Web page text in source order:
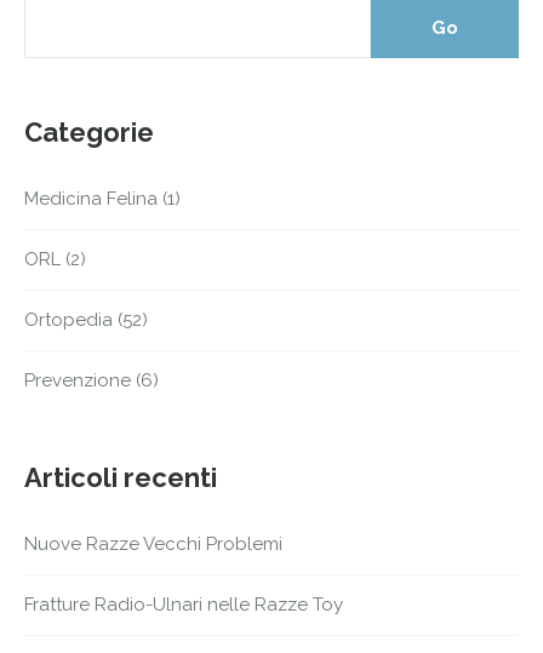
Categorie
Medicina Felina (1)
ORL (2)
Ortopedia (52)
Prevenzione (6)
Articoli recenti
Nuove Razze Vecchi Problemi
Fratture Radio-Ulnari nelle Razze Toy